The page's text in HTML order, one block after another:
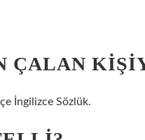
ÇALAN
İngilizce Sözlük.